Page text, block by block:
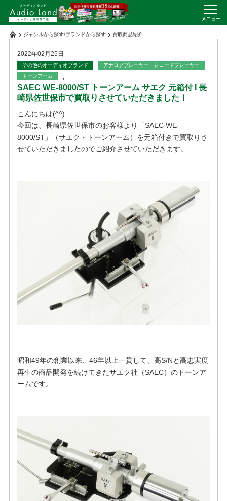
ジャンルから探す/ブランドから探す 買取商品紹介
2022年02月25日
その他のオーディオブランド アナログプレーヤー・レコードプレーヤー
,
トーンアーム
SAEC WE-8000/ST トーンアーム サエク 元箱付 I 長
崎県佐世保市で買取りさせていただきました！
こんにちは(^^)
今回は、長崎県佐世保市のお客様より「SAEC WE-
8000/ST」（サエク・トーンアーム）を元箱付きで買取りさ
せていただきましたのでご紹介させていただきます。
昭和49年の創業以来、46年以上一貫して、高S/Nと高忠実度
再生の商品開発を続けてきたサエク社（SAEC）のトーンア
ームです。